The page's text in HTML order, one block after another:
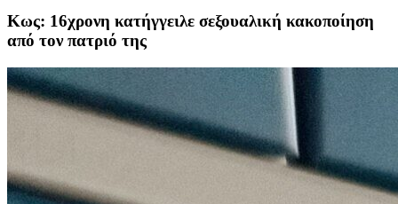
Κως: 16χρονη κατήγγειλε σεξουαλική κακοποίηση
από τον πατριό της